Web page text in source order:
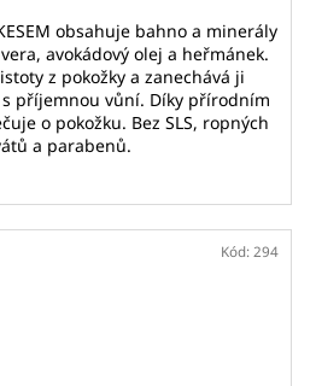
obsahuje bahno a minerály
avokádový olej a heřmánek.
z pokožky a zanechává ji
příjemnou vůní. Díky přírodním
o pokožku. Bez SLS, ropných
a parabenů.
Kód: 294